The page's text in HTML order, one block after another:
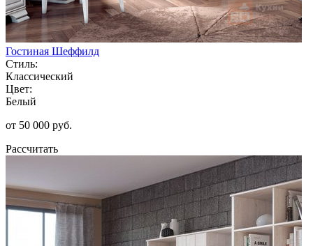
Гостиная Шеффилд
Стиль:
Классический
Цвет:
Белый
от 50 000 руб.
Рассчитать